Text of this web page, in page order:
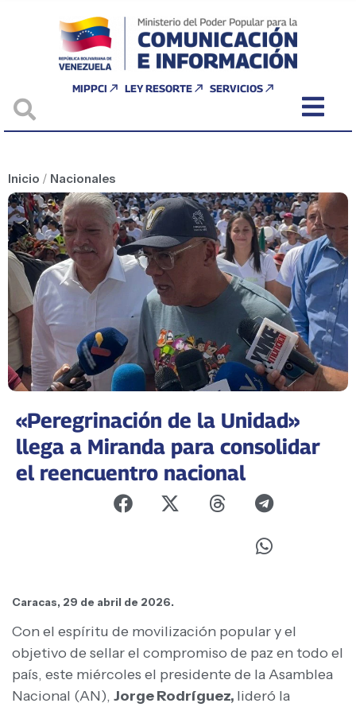
MIPPCI LEY RESORTE SERVICIOS
Inicio / Nacionales
«Peregrinación de la Unidad»
llega a Miranda para consolidar
el reencuentro nacional
Caracas, 29 de abril de 2026.
Con el espíritu de movilización popular y el
objetivo de sellar el compromiso de paz en todo el
país, este miércoles el presidente de la Asamblea
Nacional (AN), Jorge Rodríguez, lideró la